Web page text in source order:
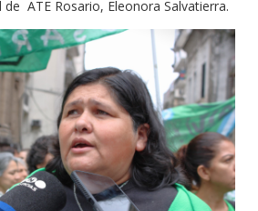
de ATE Rosario, Eleonora Salvatierra.